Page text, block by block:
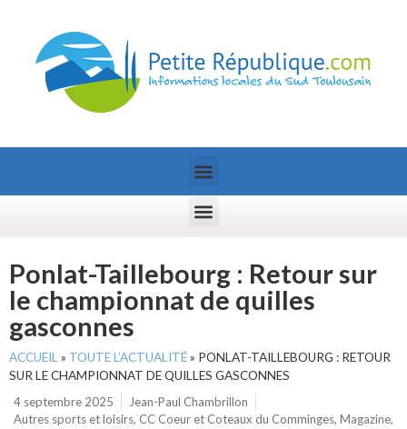
Ponlat-Taillebourg : Retour sur
le championnat de quilles
gasconnes
ACCUEIL » TOUTE L’ACTUALITÉ» PONLAT-TAILLEBOURG : RETOUR
SUR LE CHAMPIONNAT DE QUILLES GASCONNES
4 septembre 2025
Jean-Paul Chambrillon
Autres sports et loisirs, CC Coeur et Coteaux du Comminges, Magazine,